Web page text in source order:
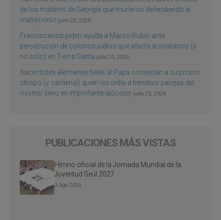
de los mártires de Georgia que murieron defendiendo el
matrimonio julio 25, 2026
Franciscanos piden ayuda a Marco Rubio ante
persecución de colonos judíos que afecta a cristianos (y
no sólo) en Tierra Santa julio 25, 2026
Sacerdotes alemanes fieles al Papa contestan a su propio
obispo (y cardenal) quien les orilla a bendecir parejas del
mismo sexo en importante diócesis julio 25, 2026
PUBLICACIONES MÁS VISTAS
Himno oficial de la Jornada Mundial de la
Juventud Seúl 2027
3 Ago 2026